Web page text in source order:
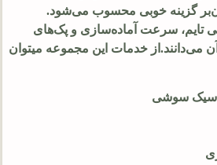
گزینه خوبی محسوب می‌شود.
تایم، سرعت آماده‌سازی و پک‌های
می‌دانند.از خدمات این مجموعه میتوان
سوشی